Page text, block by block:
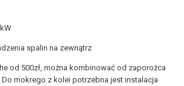
spalin na zewnątrz
od 500zł, można kombinować od zaporożca
Do mokrego z kolei potrzebna jest instalacja